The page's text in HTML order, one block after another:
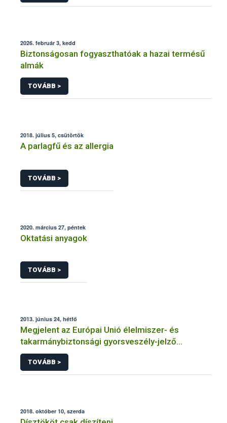
2026. február 3, kedd
Biztonságosan fogyaszthatóak a hazai termésű
almák
TOVÁBB >
2018. július 5, csütörtök
A parlagfű és az allergia
TOVÁBB >
2020. március 27, péntek
Oktatási anyagok
TOVÁBB >
2013. június 24, hétfő
Megjelent az Európai Unió élelmiszer- és
takarmánybiztonsági gyorsveszély-jelző
rendszerének éves jelentése
TOVÁBB >
2018. október 10, szerda